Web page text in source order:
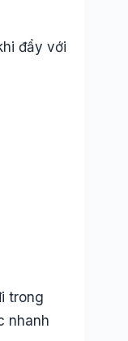
đẩy với
trong
nhanh